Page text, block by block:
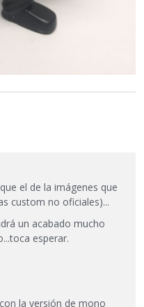
el de la imágenes que
custom no oficiales)...
un acabado mucho
esperar.
la versión de mono